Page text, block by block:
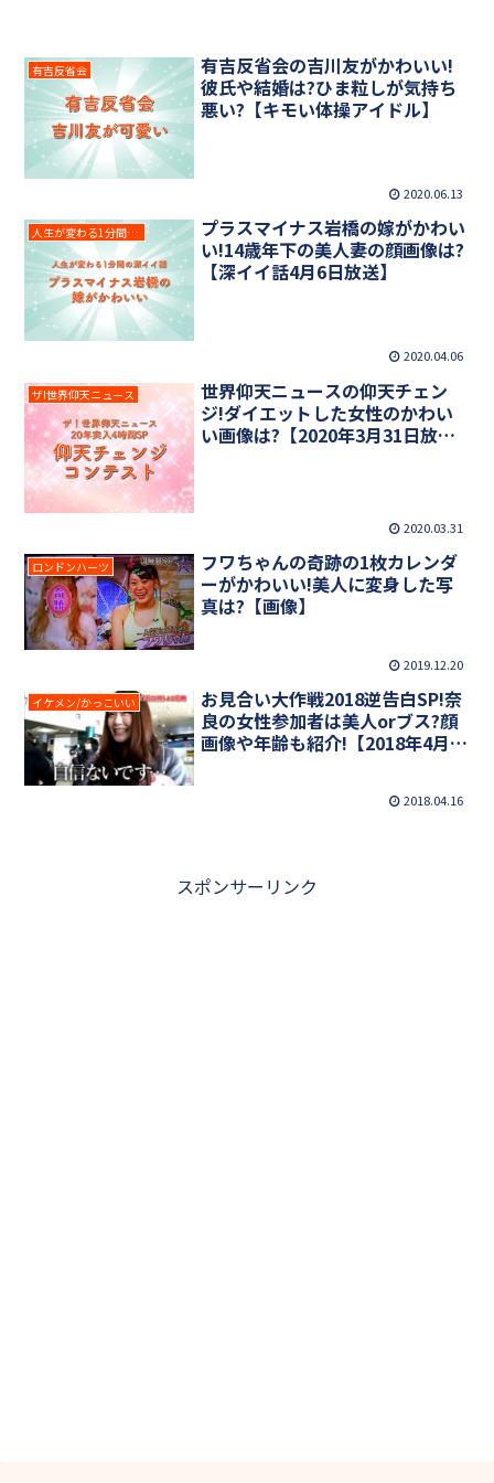
有吉反省会
有吉反省会の吉川友がかわいい!
彼氏や結婚は?ひま粒しが気持ち
悪い?【キモい体操アイドル】
2020.06.13
人生が変わる1分間の深イイ話
プラスマイナス岩橋の嫁がかわい
い!14歳年下の美人妻の顔画像は?
【深イイ話4月6日放送】
2020.04.06
ザ!世界仰天ニュース
世界仰天ニュースの仰天チェン
ジ!ダイエットした女性のかわい
い画像は?【2020年3月31日放
2020.03.31
ロンドンハーツ
フワちゃんの奇跡の1枚カレンダ
ーがかわいい!美人に変身した写
真は?【画像】
2019.12.20
イケメン/かっこいい
お見合い大作戦2018逆告白SP!奈
良の女性参加者は美人orブス?顔
画像や年齢も紹介!【2018年4月
2018.04.16
スポンサーリンク